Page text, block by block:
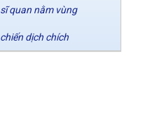
sĩ quan nằm vùng
chiến dịch chích